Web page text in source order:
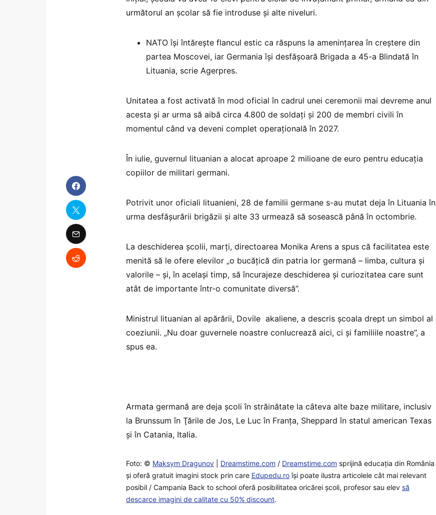
următorul an şcolar să fie introduse şi alte niveluri.
NATO îşi întăreşte flancul estic ca răspuns la ameninţarea în creştere din
partea Moscovei, iar Germania îşi desfăşoară Brigada a 45-a Blindată în
Lituania, scrie Agerpres.
Unitatea a fost activată în mod oficial în cadrul unei ceremonii mai devreme anul
acesta şi ar urma să aibă circa 4.800 de soldaţi şi 200 de membri civili în
momentul când va deveni complet operaţională în 2027.
În iulie, guvernul lituanian a alocat aproape 2 milioane de euro pentru educaţia
copiilor de militari germani.
Potrivit unor oficiali lituanieni, 28 de familii germane s-au mutat deja în Lituania în
urma desfăşurării brigăzii şi alte 33 urmează să sosească până în octombrie.
La deschiderea şcolii, marţi, directoarea Monika Arens a spus că facilitatea este
menită să le ofere elevilor „o bucăţică din patria lor germană – limba, cultura şi
valorile – şi, în acelaşi timp, să încurajeze deschiderea şi curiozitatea care sunt
atât de importante într-o comunitate diversă”.
Ministrul lituanian al apărării, Dovile akaliene, a descris şcoala drept un simbol al
coeziunii. „Nu doar guvernele noastre conlucrează aici, ci şi familiile noastre”, a
spus ea.
Armata germană are deja şcoli în străinătate la câteva alte baze militare, inclusiv
la Brunssum în Ţările de Jos, Le Luc în Franţa, Sheppard în statul american Texas
şi în Catania, Italia.
Foto: © Maksym Dragunov Dreamstime.com / Dreamstime.com sprijină educaţia din România
şi oferă gratuit imagini stock prin care Edupedu.roîşi poate ilustra articolele cât mai relevant
posibil / Campania Back to school oferă posibilitatea oricărei școli, profesor sau elev să
descarce imagini de calitate cu 50% discount.